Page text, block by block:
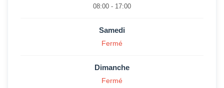
08:00 - 17:00
Samedi
Fermé
Dimanche
Fermé